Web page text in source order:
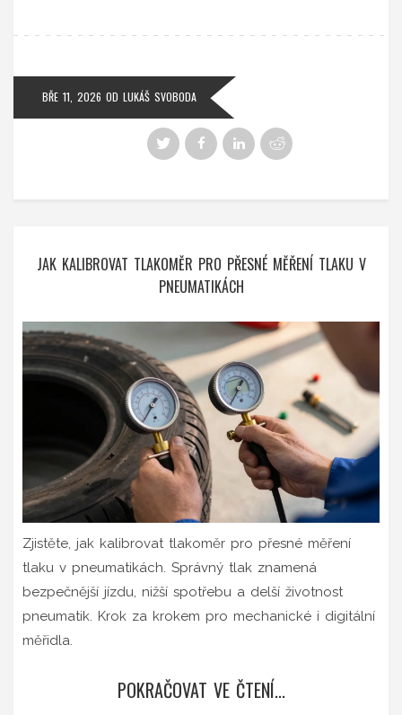
BŘE 11, 2026 OD LUKÁŠ SVOBODA
JAK KALIBROVAT TLAKOMĚR PRO PŘESNÉ MĚŘENÍ TLAKU V
PNEUMATIKÁCH
Zjistěte, jak kalibrovat tlakoměr pro přesné měření
tlaku v pneumatikách. Správný tlak znamená
bezpečnější jízdu, nižší spotřebu a delší životnost
pneumatik. Krok za krokem pro mechanické i digitální
měřidla.
POKRAČOVAT VE ČTENÍ...